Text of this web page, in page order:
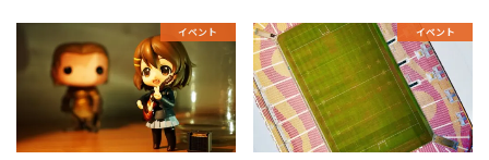
イベント イベント